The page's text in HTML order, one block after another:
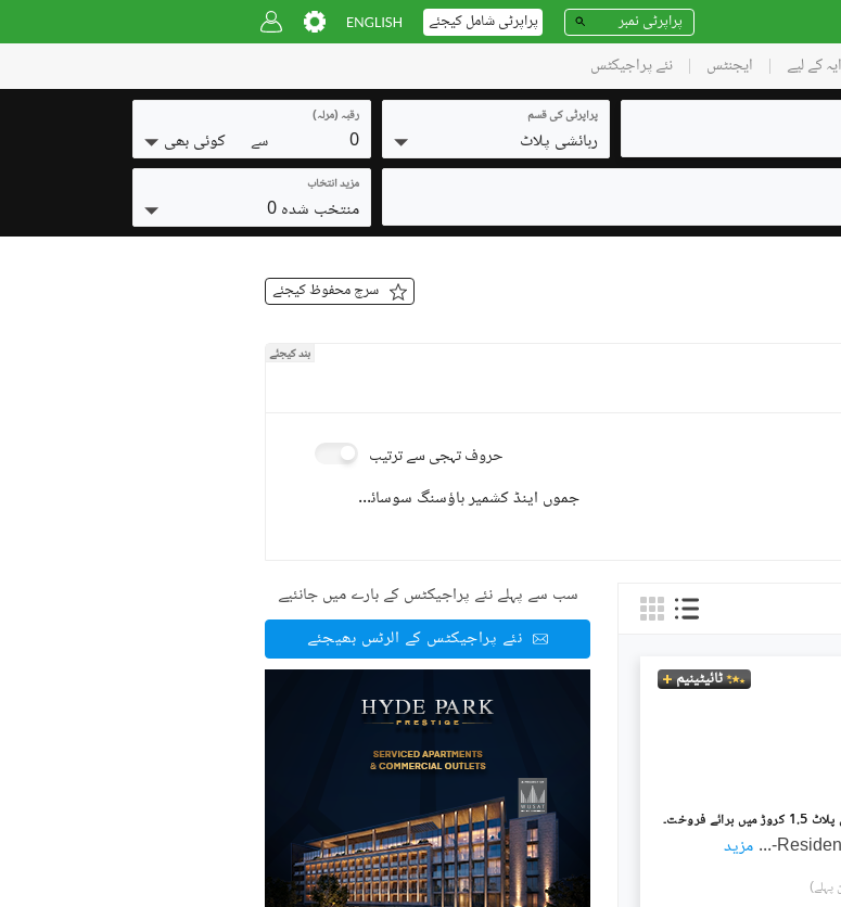
پراپرٹی شامل کیجئے
کے لیے ایجنٹس نئے پراجیکٹس
پراپرٹی کی قسم
رہائشی پلاٹ
رقبہ (مرلہ)
0 سے کوئی بھی
مزید انتخاب
منتخب شدہ 0
سرچ محفوظ کیجئے
بند کیجئے
حروف تہجی سے ترتیب
جموں اینڈ کشمیر ہاؤسنگ سوسائٹی
ٹائیٹینیم
... مزید
سب سے پہلے نئے پراجیکٹس کے بارے میں جانئیے
نئے پراجیکٹس کے الرٹس بھیجئے